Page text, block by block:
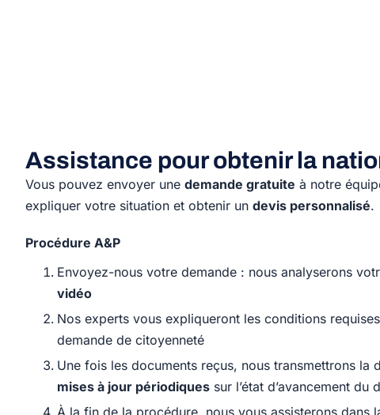
Assistance pour obtenir la
Vous pouvez envoyer une demande gratuite à notre
expliquer votre situation et obtenir un devis personnalisé.
Procédure A&P
Envoyez-nous votre demande : nous analyserons
vidéo
Nos experts vous expliqueront les conditions
demande de citoyenneté
Une fois les documents reçus, nous transmettrons
mises à jour périodiques sur l’état d’avancement du
À la fin de la procédure, nous vous assisterons dans